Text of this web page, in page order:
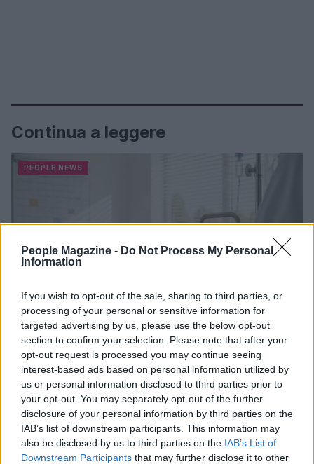
People Magazine - Do Not Process My Personal
Information
If you wish to opt-out of the sale, sharing to third parties, or
processing of your personal or sensitive information for
targeted advertising by us, please use the below opt-out
section to confirm your selection. Please note that after your
opt-out request is processed you may continue seeing
interest-based ads based on personal information utilized by
us or personal information disclosed to third parties prior to
your opt-out. You may separately opt-out of the further
disclosure of your personal information by third parties on the
IAB’s list of downstream participants. This information may
also be disclosed by us to third parties on the IAB’s List of
Downstream Participants that may further disclose it to other
Continua a leggere
PEOPLE NEWS
Natalia Paragoni annuncia l’ultima chemioterapia: la
fine del percorso è vicina
Matteo Pellegrino · 10 Ago 2026
PEOPLE NEWS